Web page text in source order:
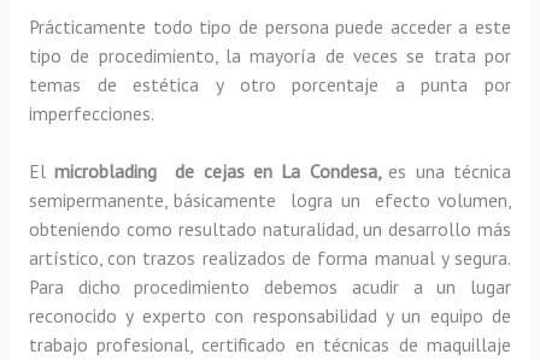
Prácticamente todo tipo de persona puede acceder a este
tipo de procedimiento, la mayoría de veces se trata por
temas de estética y otro porcentaje a punta por
imperfecciones.
Elmicroblading de cejas en La Condesa, es una técnica
semipermanente, básicamente
logra un efecto volumen,
obteniendo como resultado naturalidad, un desarrollo más
artístico, con trazos realizados de forma manual y segura.
Para dicho procedimiento debemos acudir a un lugar
reconocido y experto con responsabilidad y un equipo de
trabajo profesional, certificado en técnicas de maquillaje